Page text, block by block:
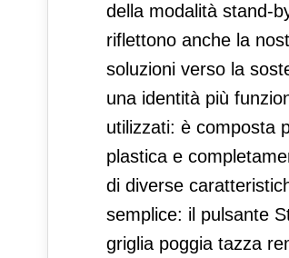
della modalità stand-
riflettono anche la
soluzioni verso la
una identità più
utilizzati: è composta
plastica e
di diverse
semplice: il pulsante
griglia poggia tazza